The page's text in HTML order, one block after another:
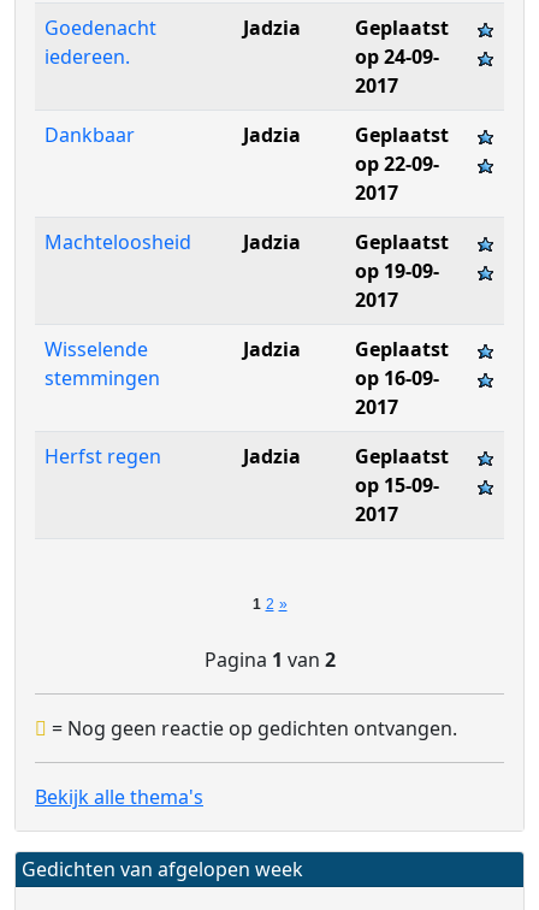
Goedenacht
iedereen.
Jadzia
Geplaatst
op 24-09-
2017
Dankbaar
Jadzia
Geplaatst
op 22-09-
2017
Machteloosheid
Jadzia
Geplaatst
op 19-09-
2017
Wisselende
stemmingen
Jadzia
Geplaatst
op 16-09-
2017
Herfst regen
Jadzia
Geplaatst
op 15-09-
2017
1 2 »
Pagina 1 van 2
= Nog geen reactie op gedichten ontvangen.
Bekijk alle thema's
Gedichten van afgelopen week